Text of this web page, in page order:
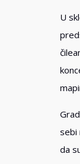
U
sebi
da